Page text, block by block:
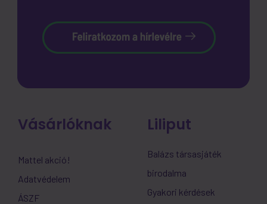
Vásárlóknak
Mattel akció!
Adatvédelem
ÁSZF
Liliput
Balázs társasjáték
birodalma
Gyakori kérdések